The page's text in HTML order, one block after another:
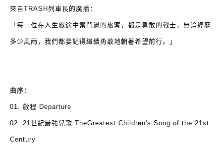
來自 TRASH列車長的廣播：
「每一位在人生旅途中奮鬥過的旅客，都是勇敢的戰士，無論經歷
多少風雨，我們都要記得繼續勇敢地朝著希望前行。」
曲序：
01. 啟程 Departure
02. 21世紀最強兒歌 TheGreatest Children's Song of the 21st
Century